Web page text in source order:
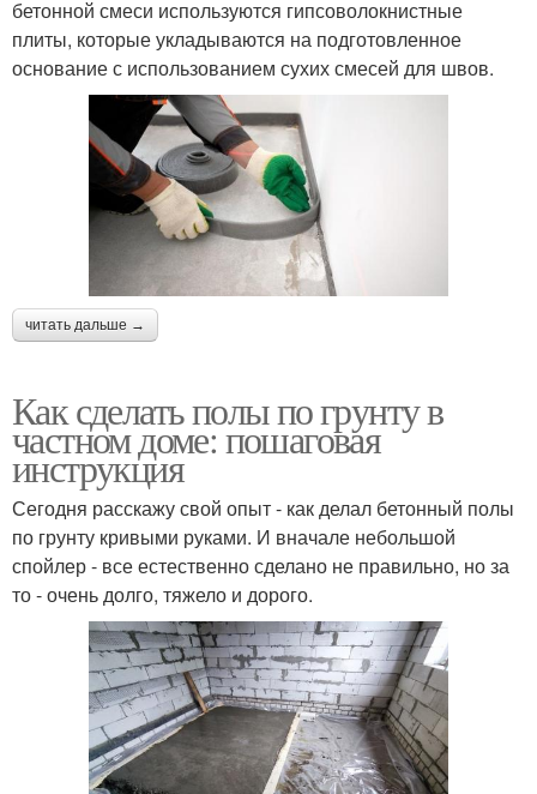
бетонной смеси используются гипсоволокнистные
плиты, которые укладываются на подготовленное
основание с использованием сухих смесей для швов.
читать дальше →
Как сделать полы по грунту в
частном доме: пошаговая
инструкция
Сегодня расскажу свой опыт - как делал бетонный полы
по грунту кривыми руками. И вначале небольшой
спойлер - все естественно сделано не правильно, но за
то - очень долго, тяжело и дорого.